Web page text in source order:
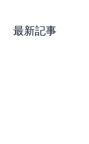
最新記事